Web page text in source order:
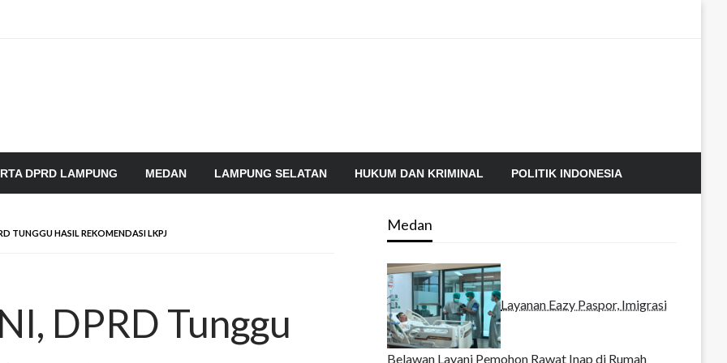
DPRD LAMPUNG MEDAN LAMPUNG SELATAN HUKUM DAN KRIMINAL POLITIK INDONESIA
TUNGGU HASIL REKOMENDASI LKPJ
DPRD Tunggu
Medan
Layanan Eazy Paspor, Imigrasi
Belawan Layani Pemohon Rawat Inap di Rumah